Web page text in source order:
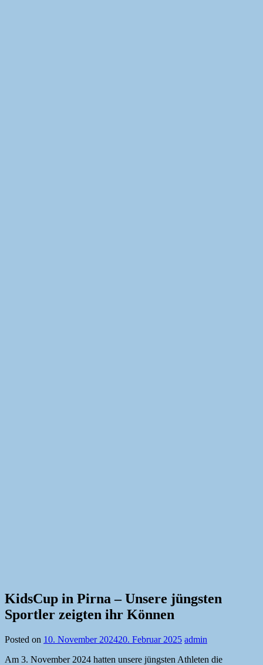
KidsCup in Pirna – Unsere jüngsten
Sportler zeigten ihr Können
Posted on 10. November 202420. Februar 2025 admin
Am 3. November 2024 hatten unsere jüngsten Athleten die